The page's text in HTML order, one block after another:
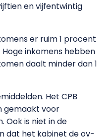
en vijfentwintig
er ruim 1 procent
inkomens hebben
daalt minder dan 1
Het CPB
gemaakt voor
Ook is niet in de
dat het kabinet de ov-